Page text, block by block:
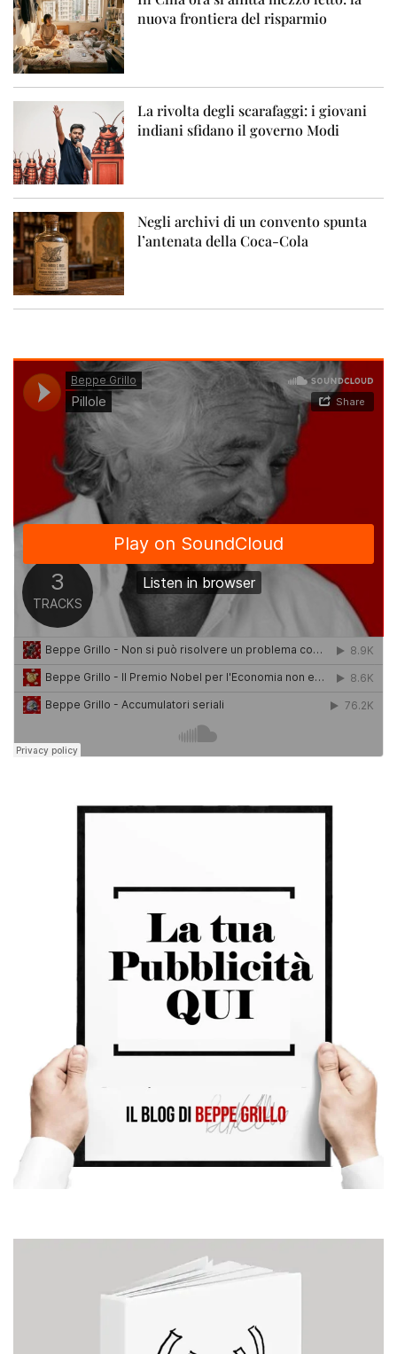
nuova frontiera del risparmio
La rivolta degli scarafaggi: i giovani
indiani sfidano il governo Modi
Negli archivi di un convento spunta
l’antenata della Coca-Cola